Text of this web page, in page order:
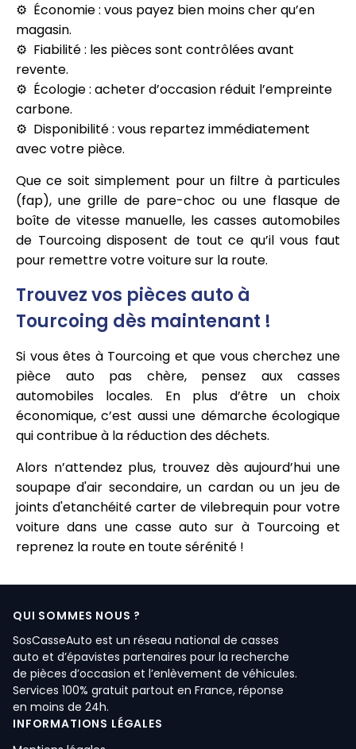
Économie : vous payez bien moins cher qu’en
magasin.
Fiabilité : les pièces sont contrôlées avant
revente.
Écologie : acheter d’occasion réduit l’empreinte
carbone.
Disponibilité : vous repartez immédiatement
avec votre pièce.
Que ce soit simplement pour un filtre à particules
(fap), une grille de pare-choc ou une flasque de
boîte de vitesse manuelle, les casses automobiles
de Tourcoing disposent de tout ce qu’il vous faut
pour remettre votre voiture sur la route.
Trouvez vos pièces auto à
Tourcoing dès maintenant !
Si vous êtes à Tourcoing et que vous cherchez une
pièce auto pas chère, pensez aux casses
automobiles locales. En plus d’être un choix
économique, c’est aussi une démarche écologique
qui contribue à la réduction des déchets.
Alors n’attendez plus, trouvez dès aujourd’hui une
soupape d'air secondaire, un cardan ou un jeu de
joints d'etanchéité carter de vilebrequin pour votre
voiture dans une casse auto sur à Tourcoing et
reprenez la route en toute sérénité !
QUI SOMMES NOUS ?
SosCasseAuto est un réseau national de casses
auto et d’épavistes partenaires pour la recherche
de pièces d’occasion et l’enlèvement de véhicules.
Services 100% gratuit partout en France, réponse
en moins de 24h.
INFORMATIONS LÉGALES